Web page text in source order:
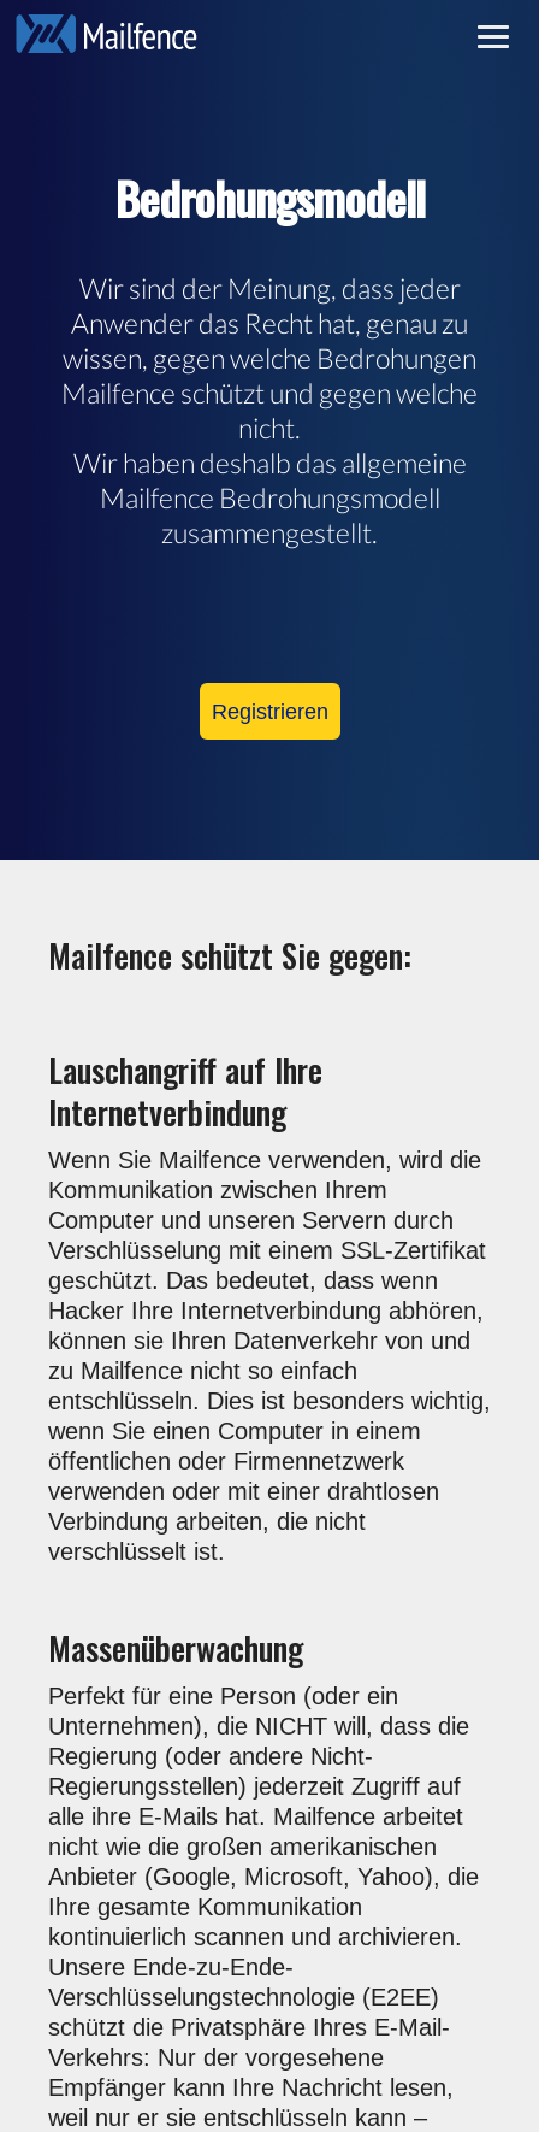
Bedrohungsmodell
Wir sind der Meinung, dass jeder
Anwender das Recht hat, genau zu
wissen, gegen welche Bedrohungen
Mailfence schützt und gegen welche
nicht.
Wir haben deshalb das allgemeine
Mailfence Bedrohungsmodell
zusammengestellt.
Registrieren
Mailfence schützt Sie gegen:
Lauschangriff auf Ihre
Internetverbindung
Wenn Sie Mailfence verwenden, wird die
Kommunikation zwischen Ihrem
Computer und unseren Servern durch
Verschlüsselung mit einem SSL-Zertifikat
geschützt. Das bedeutet, dass wenn
Hacker Ihre Internetverbindung abhören,
können sie Ihren Datenverkehr von und
zu Mailfence nicht so einfach
entschlüsseln. Dies ist besonders wichtig,
wenn Sie einen Computer in einem
öffentlichen oder Firmennetzwerk
verwenden oder mit einer drahtlosen
Verbindung arbeiten, die nicht
verschlüsselt ist.
Massenüberwachung
Perfekt für eine Person (oder ein
Unternehmen), die NICHT will, dass die
Regierung (oder andere Nicht-
Regierungsstellen) jederzeit Zugriff auf
alle ihre E-Mails hat. Mailfence arbeitet
nicht wie die großen amerikanischen
Anbieter (Google, Microsoft, Yahoo), die
Ihre gesamte Kommunikation
kontinuierlich scannen und archivieren.
Unsere Ende-zu-Ende-
Verschlüsselungstechnologie (E2EE)
schützt die Privatsphäre Ihres E-Mail-
Verkehrs: Nur der vorgesehene
Empfänger kann Ihre Nachricht lesen,
weil nur er sie entschlüsseln kann –